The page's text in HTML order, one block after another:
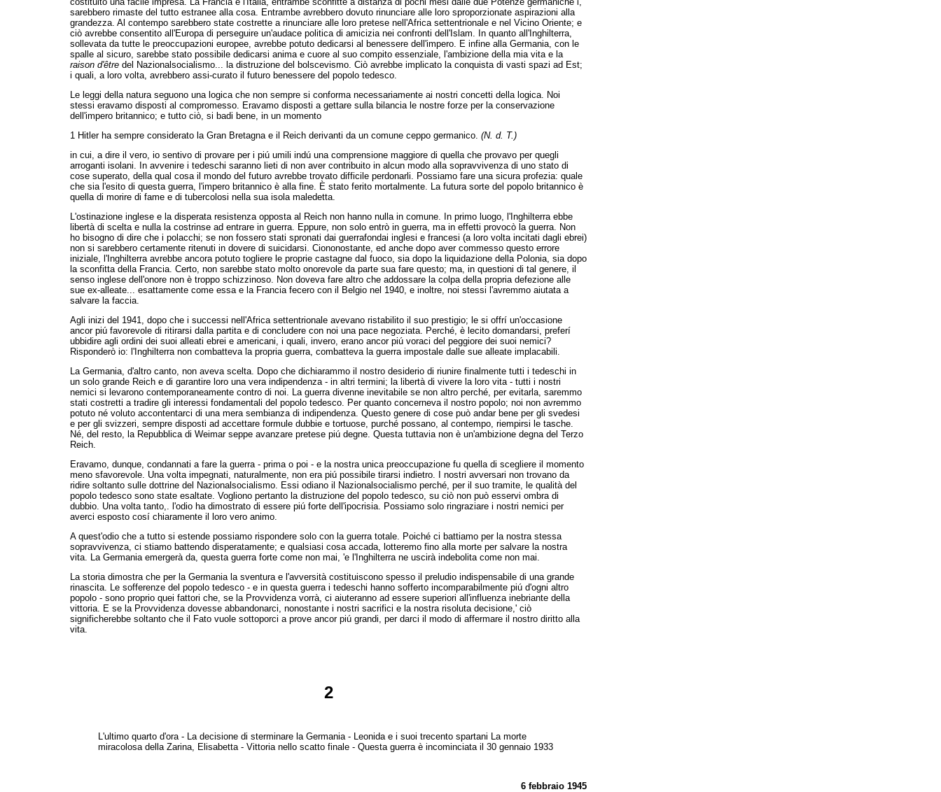
sarebbero rimaste del tutto estranee alla cosa. Entrambe avrebbero dovuto rinunciare alle loro sproporzionate aspirazioni alla
grandezza. Al contempo sarebbero state costrette a rinunciare alle loro pretese nell'Africa settentrionale e nel Vicino Oriente; e
ciò avrebbe consentito all'Europa di perseguire un'audace politica di amicizia nei confronti dell'Islam. In quanto all'Inghilterra,
sollevata da tutte le preoccupazioni europee, avrebbe potuto dedicarsi al benessere dell'impero. E infine alla Germania, con le
spalle al sicuro, sarebbe stato possibile dedicarsi anima e cuore al suo compito essenziale, l'ambizione della mia vita e la
raison d'être del Nazionalsocialismo... la distruzione del bolscevismo. Ciò avrebbe implicato la conquista di vasti spazi ad Est;
i quali, a loro volta, avrebbero assi-curato il futuro benessere del popolo tedesco.
Le leggi della natura seguono una logica che non sempre si conforma necessariamente ai nostri concetti della logica. Noi
stessi eravamo disposti al compromesso. Eravamo disposti a gettare sulla bilancia le nostre forze per la conservazione
dell'impero britannico; e tutto ciò, si badi bene, in un momento
1 Hitler ha sempre considerato la Gran Bretagna e il Reich derivanti da un comune ceppo germanico. (N. d. T.)
in cui, a dire il vero, io sentivo di provare per i piú umili indú una comprensione maggiore di quella che provavo per quegli
arroganti isolani. In avvenire i tedeschi saranno lieti di non aver contribuito in alcun modo alla sopravvivenza di uno stato di
cose superato, della qual cosa il mondo del futuro avrebbe trovato difficile perdonarli. Possiamo fare una sicura profezia: quale
che sia l'esito di questa guerra, l'impero britannico è alla fine. È stato ferito mortalmente. La futura sorte del popolo britannico è
quella di morire di fame e di tubercolosi nella sua isola maledetta.
L'ostinazione inglese e la disperata resistenza opposta al Reich non hanno nulla in comune. In primo luogo, l'Inghilterra ebbe
libertà di scelta e nulla la costrinse ad entrare in guerra. Eppure, non solo entrò in guerra, ma in effetti provocò la guerra. Non
ho bisogno di dire che i polacchi; se non fossero stati spronati dai guerrafondai inglesi e francesi (a loro volta incitati dagli ebrei)
non si sarebbero certamente ritenuti in dovere di suicidarsi. Ciononostante, ed anche dopo aver commesso questo errore
iniziale, l'Inghilterra avrebbe ancora potuto togliere le proprie castagne dal fuoco, sia dopo la liquidazione della Polonia, sia dopo
la sconfitta della Francia. Certo, non sarebbe stato molto onorevole da parte sua fare questo; ma, in questioni di tal genere, il
senso inglese dell'onore non è troppo schizzinoso. Non doveva fare altro che addossare la colpa della propria defezione alle
sue ex-alleate... esattamente come essa e la Francia fecero con il Belgio nel 1940, e inoltre, noi stessi l'avremmo aiutata a
salvare la faccia.
Agli inizi del 1941, dopo che i successi nell'Africa settentrionale avevano ristabilito il suo prestigio; le si offrí un'occasione
ancor piú favorevole di ritirarsi dalla partita e di concludere con noi una pace negoziata. Perché, è lecito domandarsi, preferí
ubbidire agli ordini dei suoi alleati ebrei e americani, i quali, invero, erano ancor piú voraci del peggiore dei suoi nemici?
Risponderò io: l'Inghilterra non combatteva la propria guerra, combatteva la guerra impostale dalle sue alleate implacabili.
La Germania, d'altro canto, non aveva scelta. Dopo che dichiarammo il nostro desiderio di riunire finalmente tutti i tedeschi in
un solo grande Reich e di garantire loro una vera indipendenza - in altri termini; la libertà di vivere la loro vita - tutti i nostri
nemici si levarono contemporaneamente contro di noi. La guerra divenne inevitabile se non altro perché, per evitarla, saremmo
stati costretti a tradire gli interessi fondamentali del popolo tedesco. Per quanto concerneva il nostro popolo; noi non avremmo
potuto né voluto accontentarci di una mera sembianza di indipendenza. Questo genere di cose può andar bene per gli svedesi
e per gli svizzeri, sempre disposti ad accettare formule dubbie e tortuose, purché possano, al contempo, riempirsi le tasche.
Né, del resto, la Repubblica di Weimar seppe avanzare pretese piú degne. Questa tuttavia non è un'ambizione degna del Terzo
Reich.
Eravamo, dunque, condannati a fare la guerra - prima o poi - e la nostra unica preoccupazione fu quella di scegliere il momento
meno sfavorevole. Una volta impegnati, naturalmente, non era piú possibile tirarsi indietro. I nostri avversari non trovano da
ridire soltanto sulle dottrine del Nazionalsocialismo. Essi odiano il Nazionalsocialismo perché, per il suo tramite, le qualità del
popolo tedesco sono state esaltate. Vogliono pertanto la distruzione del popolo tedesco, su ciò non può esservi ombra di
dubbio. Una volta tanto,. l'odio ha dimostrato di essere piú forte dell'ipocrisia. Possiamo solo ringraziare i nostri nemici per
averci esposto cosí chiaramente il loro vero animo.
A quest'odio che a tutto si estende possiamo rispondere solo con la guerra totale. Poiché ci battiamo per la nostra stessa
sopravvivenza, ci stiamo battendo disperatamente; e qualsiasi cosa accada, lotteremo fino alla morte per salvare la nostra
vita. La Germania emergerà da, questa guerra forte come non mai, 'e l'Inghilterra ne uscirà indebolita come non mai.
La storia dimostra che per la Germania la sventura e l'avversità costituiscono spesso il preludio indispensabile di una grande
rinascita. Le sofferenze del popolo tedesco - e in questa guerra i tedeschi hanno sofferto incomparabilmente piú d'ogni altro
popolo - sono proprio quei fattori che, se la Provvidenza vorrà, ci aiuteranno ad essere superiori all'influenza inebriante della
vittoria. E se la Provvidenza dovesse abbandonarci, nonostante i nostri sacrifici e la nostra risoluta decisione,' ciò
significherebbe soltanto che il Fato vuole sottoporci a prove ancor piú grandi, per darci il modo di affermare il nostro diritto alla
vita.
2
L'ultimo quarto d'ora - La decisione di sterminare la Germania - Leonida e i suoi trecento spartani La morte
miracolosa della Zarina, Elisabetta - Vittoria nello scatto finale - Questa guerra è incominciata il 30 gennaio 1933
6 febbraio 1945